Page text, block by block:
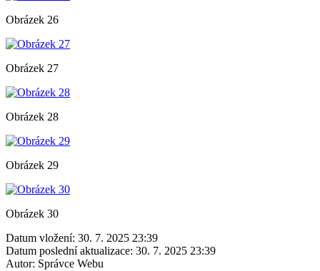
Obrázek 26
Obrázek 27
Obrázek 28
Obrázek 29
Obrázek 30
Datum vložení: 30. 7. 2025 23:39
Datum poslední aktualizace: 30. 7. 2025 23:39
Autor: Správce Webu